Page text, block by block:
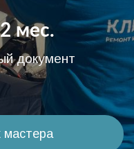
мес.
документ
мастера